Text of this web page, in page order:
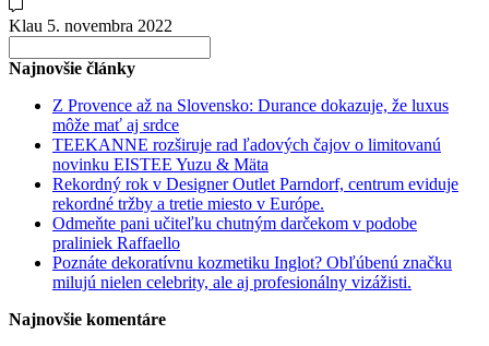
Klau 5. novembra 2022
for:
Najnovšie články
Z Provence až na Slovensko: Durance dokazuje, že luxus
môže mať aj srdce
TEEKANNE rozširuje rad ľadových čajov o limitovanú
novinku EISTEE Yuzu & Mäta
Rekordný rok v Designer Outlet Parndorf, centrum eviduje
rekordné tržby a tretie miesto v Európe.
Odmeňte pani učiteľku chutným darčekom v podobe
praliniek Raffaello
Poznáte dekoratívnu kozmetiku Inglot? Obľúbenú značku
milujú nielen celebrity, ale aj profesionálny vizážisti.
Najnovšie komentáre